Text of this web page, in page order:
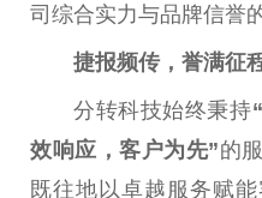
司综合实力与品牌信誉
捷报频传，誉满征
分转科技始终秉持
效响应，客户为先”的
既往地以卓越服务赋